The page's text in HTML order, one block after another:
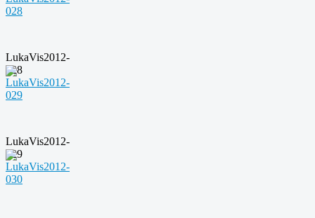
LukaVis2012-
028
LukaVis2012-
029